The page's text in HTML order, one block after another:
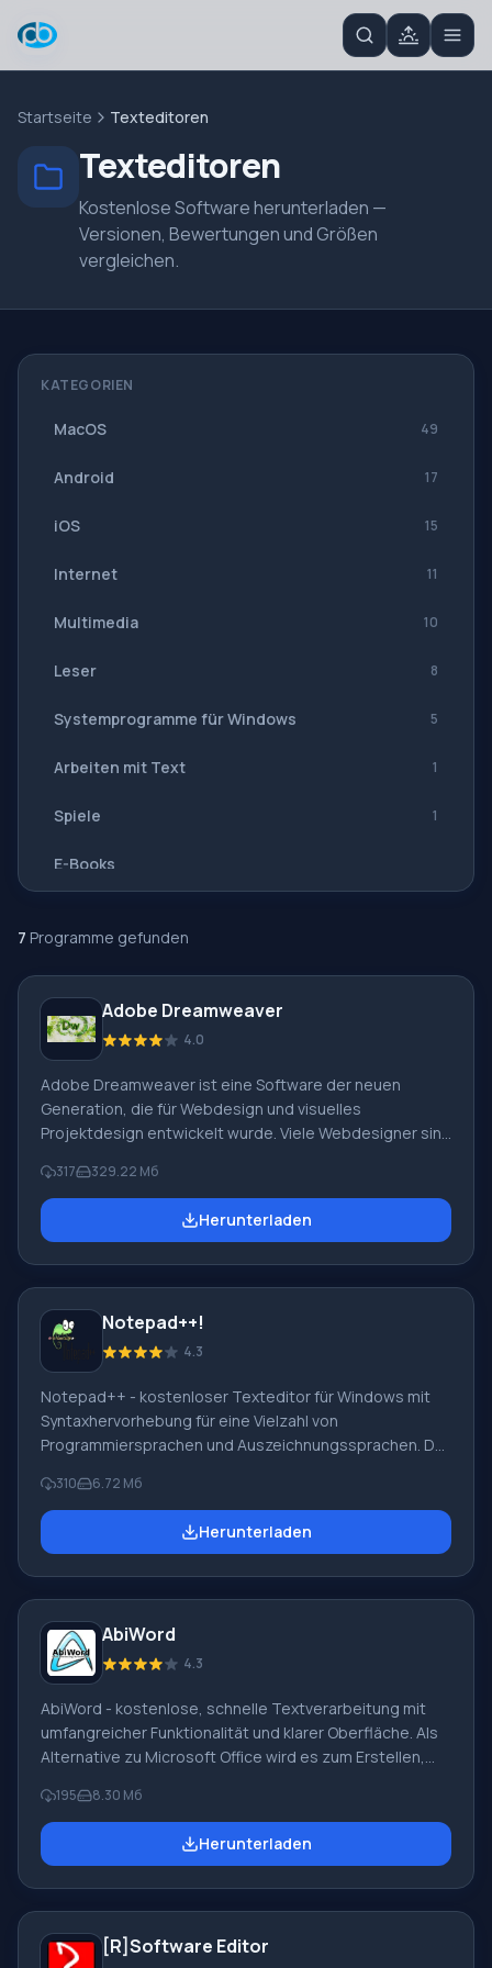
Startseite Texteditoren
Texteditoren
Kostenlose Software herunterladen —
Versionen, Bewertungen und Größen
vergleichen.
KATEGORIEN
MacOS 49
Android 17
iOS 15
Internet 11
Multimedia 10
Leser 8
Systemprogramme für Windows 5
Arbeiten mit Text 1
Spiele 1
E-Books
Alle Übersetzer
7 Programme gefunden
Adobe Dreamweaver
4.0
Adobe Dreamweaver ist eine Software der neuen
Generation, die für Webdesign und visuelles
Projektdesign entwickelt wurde. Viele Webdesigner sind
HTML-Editor heute Adobe Dreamweaver ist. Adobe
Dreamweaver ist ein recht großes und komplexes
Programm, aber die Entwickler haben versucht, die
317 329.22 Мб
Herunterladen
Notepad++!
4.3
Notepad++ - kostenloser Texteditor für Windows mit
Syntaxhervorhebung für eine Vielzahl von
Programmiersprachen und Auszeichnungssprachen. Der
und Benutzer, die einen Notizblock mit umfangreichen
Funktionen wünschen. Hauptmerkmale und
Schlüsselfunktionen von Notepad++: Der Texteditor
Funktionalität des Programms kann durch Plugins und
Drittanbietermodule erweitert werden.
310 6.72 Мб
Herunterladen
AbiWord
4.3
AbiWord - kostenlose, schnelle Textverarbeitung mit
umfangreicher Funktionalität und klarer Oberfläche. Als
Alternative zu Microsoft Office wird es zum Erstellen,
Tabellen, Text) und reiner Textdokumente verwendet
sowie zum Speichern in vielen gängigen Formaten.
Exportiert in Palm, RTF, Psion, XHTML, LaTeX, Text-
195 8.30 Мб
Herunterladen
[R]Software Editor